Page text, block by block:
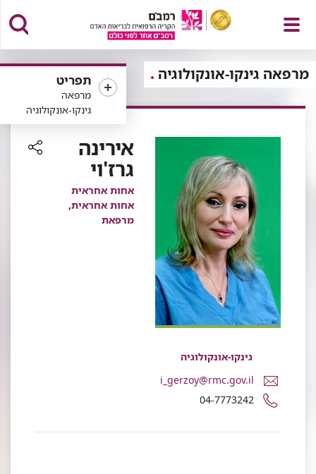
פתח
תפריט
תפריט
מרפאה
גינקו-אונקולוגיה
מרפאה גינקו-אונקולוגיה
אירינה
גרז'וי
אחות אחראית
אחות אחראית,
מרפאת
גינקו-אונקולוגיה
דואר
אלקטרוני
אירינה
i_gerzoy@rmc.gov.il
מספר
טלפון
04-7773242